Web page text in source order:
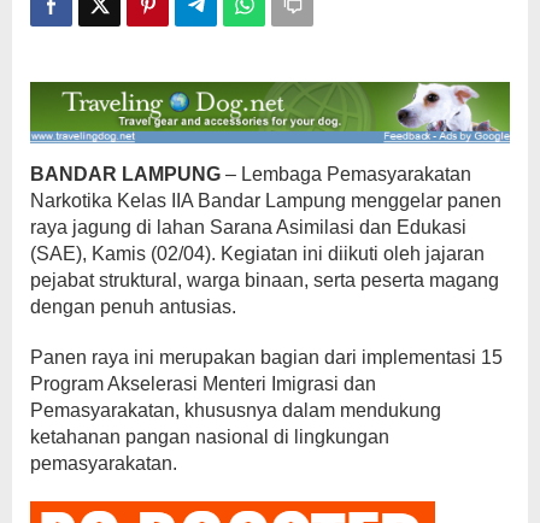
BANDAR LAMPUNG – Lembaga Pemasyarakatan
Narkotika Kelas IIA Bandar Lampung menggelar panen
raya jagung di lahan Sarana Asimilasi dan Edukasi
(SAE), Kamis (02/04). Kegiatan ini diikuti oleh jajaran
pejabat struktural, warga binaan, serta peserta magang
dengan penuh antusias.
Panen raya ini merupakan bagian dari implementasi 15
Program Akselerasi Menteri Imigrasi dan
Pemasyarakatan, khususnya dalam mendukung
ketahanan pangan nasional di lingkungan
pemasyarakatan.